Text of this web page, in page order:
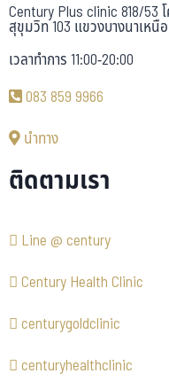
Century Plus clinic 818/53
สุขุมวิท 103 แขวงบางนาเหนื
เวลาทำการ 11:00-20:00
083 859 9966
นำทาง
ติดตามเรา
Line @ century
Century Health Clinic
centurygoldclinic
centuryhealthclinic